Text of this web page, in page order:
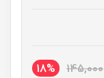
145,000
18%